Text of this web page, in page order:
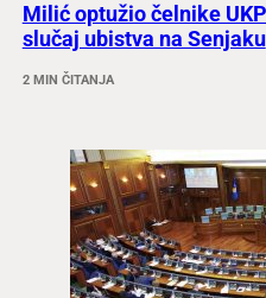
Milić optužio čelnike
slučaj ubistva na Senjaku
2 MIN ČITANJA